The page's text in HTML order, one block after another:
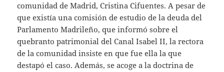
comunidad de Madrid, Cristina Cifuentes. A pesar de
que existía una comisión de estudio de la deuda del
Parlamento Madrileño, que informó sobre el
quebranto patrimonial del Canal Isabel II, la rectora
de la comunidad insiste en que fue ella la que
destapó el caso. Además, se acoge a la doctrina de